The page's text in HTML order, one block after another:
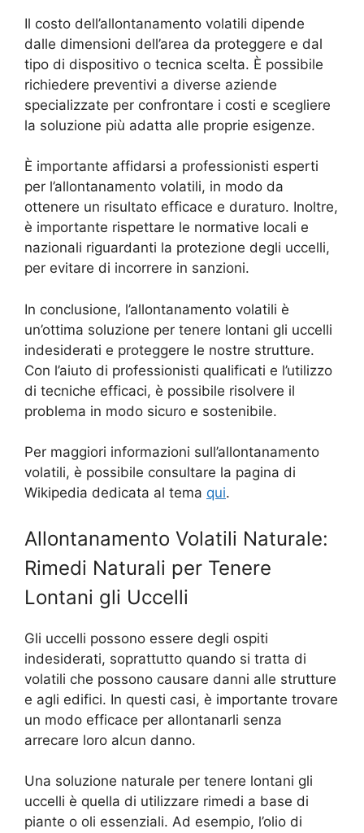
Il costo dell’allontanamento volatili dipende
dalle dimensioni dell’area da proteggere e dal
tipo di dispositivo o tecnica scelta. È possibile
richiedere preventivi a diverse aziende
specializzate per confrontare i costi e scegliere
la soluzione più adatta alle proprie esigenze.
È importante affidarsi a professionisti esperti
per l’allontanamento volatili, in modo da
ottenere un risultato efficace e duraturo. Inoltre,
è importante rispettare le normative locali e
nazionali riguardanti la protezione degli uccelli,
per evitare di incorrere in sanzioni.
In conclusione, l’allontanamento volatili è
un’ottima soluzione per tenere lontani gli uccelli
indesiderati e proteggere le nostre strutture.
Con l’aiuto di professionisti qualificati e l’utilizzo
di tecniche efficaci, è possibile risolvere il
problema in modo sicuro e sostenibile.
Per maggiori informazioni sull’allontanamento
volatili, è possibile consultare la pagina di
Wikipedia dedicata al tema qui.
Allontanamento Volatili Naturale:
Rimedi Naturali per Tenere
Lontani gli Uccelli
Gli uccelli possono essere degli ospiti
indesiderati, soprattutto quando si tratta di
volatili che possono causare danni alle strutture
e agli edifici. In questi casi, è importante trovare
un modo efficace per allontanarli senza
arrecare loro alcun danno.
Una soluzione naturale per tenere lontani gli
uccelli è quella di utilizzare rimedi a base di
piante o oli essenziali. Ad esempio, l’olio di